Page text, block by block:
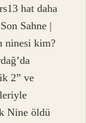
hat daha
Sahne |
ninesi kim?
2” ve
Nine öldü